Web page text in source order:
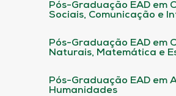
Pós-Graduação EAD em
Sociais, Comunicação e
Pós-Graduação EAD em
Naturais, Matemática e
Pós-Graduação EAD em
Humanidades